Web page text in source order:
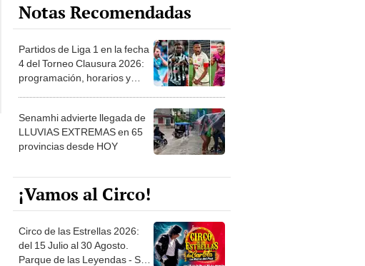
Notas Recomendadas
Partidos de Liga 1 en la fecha
4 del Torneo Clausura 2026:
programación, horarios y
Senamhi advierte llegada de
LLUVIAS EXTREMAS en 65
provincias desde HOY
¡Vamos al Circo!
Circo de las Estrellas 2026:
del 15 Julio al 30 Agosto.
Parque de las Leyendas - San